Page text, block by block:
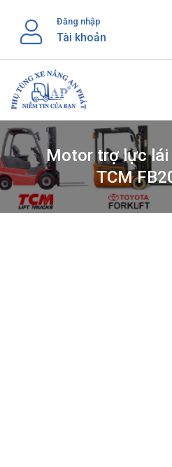
content
Đăng nhập
Tài khoản
Motor trợ lực lái
TCM